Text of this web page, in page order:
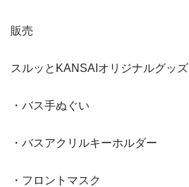
販売
スルッとKANSAIオリジナルグッズ
・バス手ぬぐい
・バスアクリルキーホルダー
・フロントマスク